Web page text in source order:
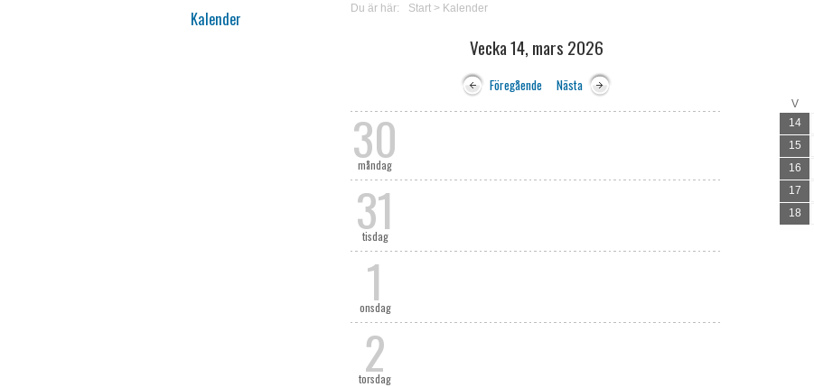
Kalender Du är här: Start> Kalender
Vecka 14, mars 2026
Föregående Nästa
30
måndag
31
tisdag
1
onsdag
2
torsdag
V
14
15
16
17
18